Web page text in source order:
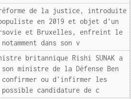
réforme de la justice, introduite
en 2019 et objet d'un
et Bruxelles, enfreint le
dans son v
britannique Rishi SUNAK a
ministre de la Défense Ben
confirmer ou d'infirmer les
candidature de c